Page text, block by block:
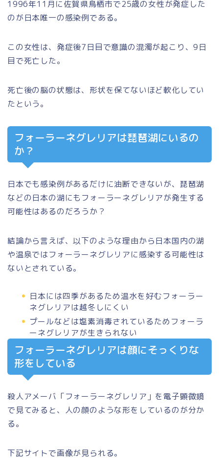
1996年11月に佐賀県鳥栖市で25歳の女性が発症した
のが日本唯一の感染例である。
この女性は、発症後7日目で意識の混濁が起こり、9日
目で死亡した。
死亡後の脳の状態は、形状を保てないほど軟化してい
たという。
フォーラーネグレリアは琵琶湖にいるの
か？
日本でも感染例があるだけに油断できないが、琵琶湖
などの日本の湖にもフォーラーネグレリアが発生する
可能性はあるのだろうか？
結論から言えば、以下のような理由から日本国内の湖
や温泉ではフォーラーネグレリアに感染する可能性は
ないとされている。
日本には四季があるため温水を好むフォーラー
ネグレリアは越冬しにくい
プールなどは塩素消毒されているためフォーラ
ーネグレリアが生きられない
フォーラーネグレリアは顔にそっくりな
形をしている
殺人アメーバ「フォーラーネグレリア」を電子顕微鏡
で見てみると、人の顔のような形をしているのが分か
る。
下記サイトで画像が見られる。